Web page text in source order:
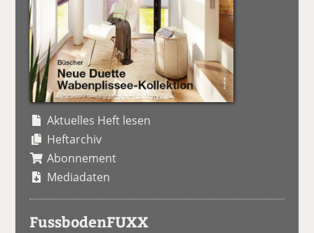
Aktuelles Heft lesen
Heftarchiv
Abonnement
Mediadaten
FussbodenFUXX